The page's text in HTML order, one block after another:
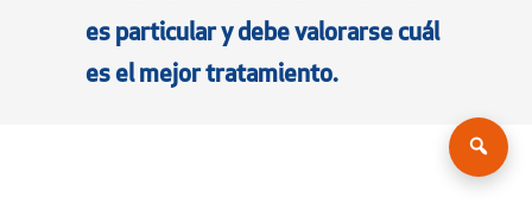
es particular y debe valorarse cuál
es el mejor tratamiento.